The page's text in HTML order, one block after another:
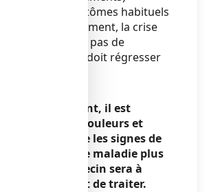
le trio de symptômes habituels
Généralement, la crise
ne présente pas de
de gravité et elle doit régresser
persistent, il est
de consulter. Douleurs et
peuvent être les signes de
voire d’une maladie plus
seul votre médecin sera à
diagnostiquer et de traiter.